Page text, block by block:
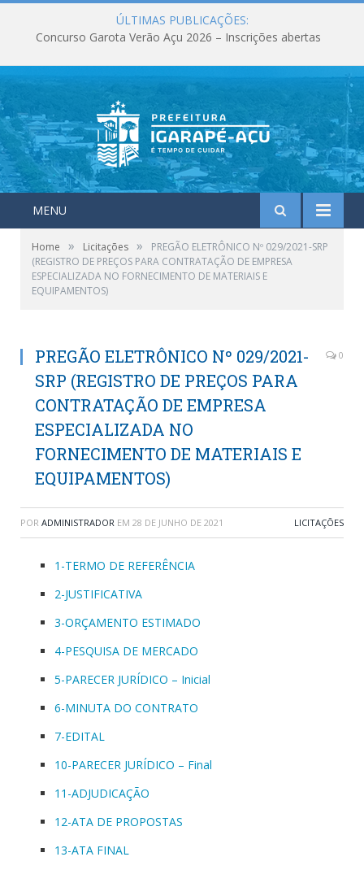
ÚLTIMAS PUBLICAÇÕES:
Concurso Garota Verão Açu 2026 – Inscrições abertas
MENU
Home » Licitações »
PREGÃO ELETRÔNICO Nº 029/2021-SRP
(REGISTRO DE PREÇOS PARA CONTRATAÇÃO DE EMPRESA
ESPECIALIZADA NO FORNECIMENTO DE MATERIAIS E
EQUIPAMENTOS)
PREGÃO ELETRÔNICO Nº 029/2021-
SRP (REGISTRO DE PREÇOS PARA
CONTRATAÇÃO DE EMPRESA
ESPECIALIZADA NO
FORNECIMENTO DE MATERIAIS E
EQUIPAMENTOS)
0
POR ADMINISTRADOR EM 28 DE JUNHO DE 2021 LICITAÇÕES
1-TERMO DE REFERÊNCIA
2-JUSTIFICATIVA
3-ORÇAMENTO ESTIMADO
4-PESQUISA DE MERCADO
5-PARECER JURÍDICO – Inicial
6-MINUTA DO CONTRATO
7-EDITAL
10-PARECER JURÍDICO – Final
11-ADJUDICAÇÃO
12-ATA DE PROPOSTAS
13-ATA FINAL